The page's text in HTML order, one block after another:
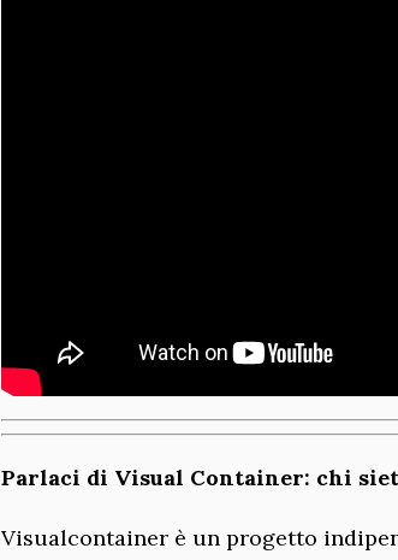
Parlaci di Visual Container: chi
Visualcontainer è un progetto